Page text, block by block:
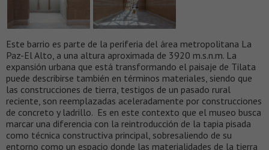
Este barrio es parte de la periferia del área metropolitana La
Paz-El Alto, a una altura aproximada de 3920 m.s.n.m. La
expansión urbana que está transformando el paisaje de Tilata
puede describirse también en términos materiales, siendo que
las construcciones de tierra, testigos de un pasado rural
reciente, son reemplazadas aceleradamente por construcciones
de concreto y ladrillo. Es en este contexto que el museo busca
marcar una diferencia con la reintroducción de la tapia pisada
como técnica constructiva principal, sobresaliendo de su
entorno como un espacio donde las materialidades de la tierra